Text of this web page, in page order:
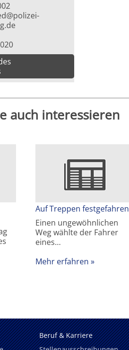
auch interessieren
Auf Treppen festgefahren
Einen ungewöhnlichen
Weg wählte der Fahrer
eines…
Mehr erfahren
Beruf & Karriere